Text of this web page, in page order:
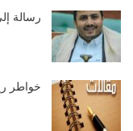
رسالة
خواطر